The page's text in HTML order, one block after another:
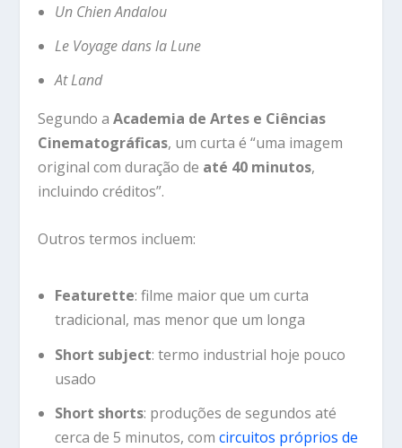
Un Chien Andalou
Le Voyage dans la Lune
At Land
Segundo aAcademia de Artes e Ciências
Cinematográficas, um curta é “uma imagem
original com duração de até 40 minutos,
incluindo créditos”.
Outros termos incluem:
Featurette: filme maior que um curta
tradicional, mas menor que um longa
Short subject: termo industrial hoje pouco
usado
Short shorts: produções de segundos até
cerca de 5 minutos, com circuitos próprios de